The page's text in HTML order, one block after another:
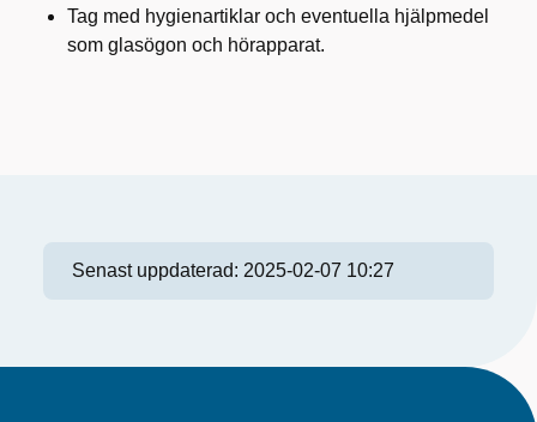
Tag med hygienartiklar och eventuella hjälpmedel
som glasögon och hörapparat.
Senast uppdaterad: 2025-02-07 10:27